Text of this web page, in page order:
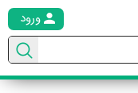
ورود